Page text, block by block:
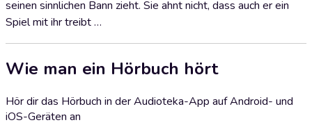
seinen sinnlichen Bann zieht. Sie ahnt nicht, dass auch er ein
Spiel mit ihr treibt …
Wie man ein Hörbuch hört
Hör dir das Hörbuch in der Audioteka-App auf Android- und
iOS-Geräten an